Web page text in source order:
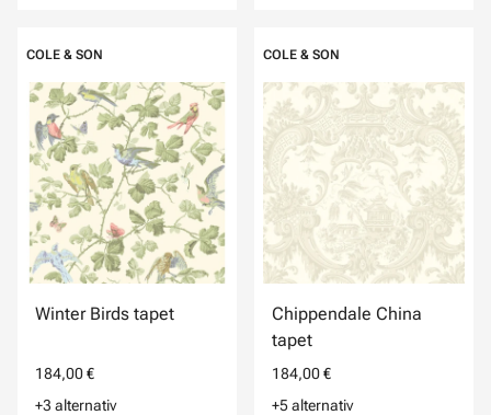
COLE & SON
Winter Birds tapet
184,00 €
+3 alternativ
COLE & SON
Chippendale China
tapet
184,00 €
+5 alternativ